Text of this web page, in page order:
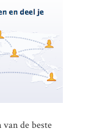
de beste